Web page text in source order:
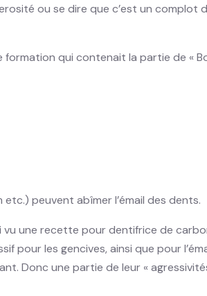
ou se dire que c’est un complot
formation qui contenait la partie de «
peuvent abîmer l’émail des dents.
vu une recette pour dentifrice de
pour les gencives, ainsi que pour
Donc une partie de leur «